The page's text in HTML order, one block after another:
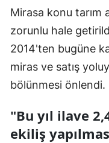
Mirasa konu tarım
zorunlu hale
2014'ten bugüne
miras ve satış
bölünmesi önlendi.
"Bu yıl ilave
ekiliş